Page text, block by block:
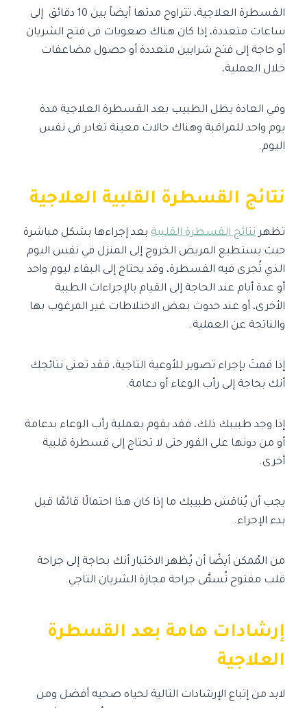
القسطرة العلاجية، تتراوح مدتها أيضاً بين 10 دقائق إلى
ساعات متعددة، إذا كان هناك صعوبات فى فتح الشريان
أو حاجة إلى فتح شرايين متعددة أو حصول مضاعفات
خلال العملية،
وفي العادة يظل الطبيب بعد القسطرة العلاجية مدة
يوم واحد للمراقبة وهناك حالات معينة تغادر فى نفس
اليوم.
نتائج القسطرة القلبية العلاجية
تظهرنتائج القسطرة القلبية بعد إجراءها بشكل مباشرة
حيث يستطيع المريض الخروج إلى المنزل في نفس اليوم
الذي تُجرى فيه القسطرة، وقد يحتاج إلى البقاء ليوم واحد
أو عدة أيام عند الحاجة إلى القيام بالإجراءات الطبية
الأخرى، أو عند حدوث بعض الاختلاطات غير المرغوب بها
والناتجة عن العملية.
إذا قمتَ بإجراء تصوير للأوعية التاجية، فقد تعني نتائجك
أنك بحاجة إلى رأب الوعاء أو دعامة.
إذا وجد طبيبك ذلك، فقد يقوم بعملية رأب الوعاء بدعامة
أو من دونها على الفور حتى لا تحتاج إلى قسطرة قلبية
أخرى.
يجب أن يُناقش طبيبك ما إذا كان هذا احتمالًا قائمًا قبل
بدء الإجراء.
من المُمكن أيضًا أن يُظهر الاختبار أنك بحاجة إلى جراحة
قلب مفتوح تُسمَّى جراحة مجازة الشريان التاجي.
إرشادات هامة بعد القسطرة
العلاجية
لابد من إتباع الإرشادات التالية لحياه صحيه أفضل ومن